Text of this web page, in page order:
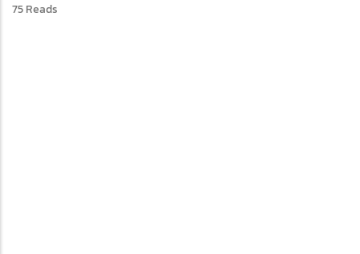
75 Reads